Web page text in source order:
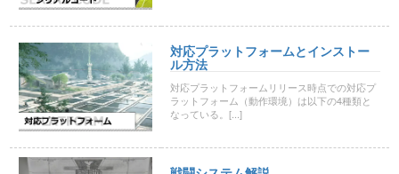
対応プラットフォームとインストー
ル方法
対応プラットフォームリリース時点での対応プ
ラットフォーム（動作環境）は以下の4種類と
なっている。[...]